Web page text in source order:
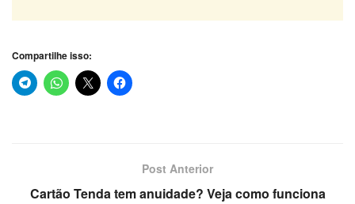
Compartilhe isso:
Post Anterior
Cartão Tenda tem anuidade? Veja como funciona